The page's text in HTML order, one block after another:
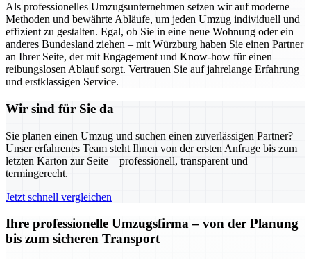
Als professionelles Umzugsunternehmen setzen wir auf moderne
Methoden und bewährte Abläufe, um jeden Umzug individuell und
effizient zu gestalten. Egal, ob Sie in eine neue Wohnung oder ein
anderes Bundesland ziehen – mit Würzburg haben Sie einen Partner
an Ihrer Seite, der mit Engagement und Know-how für einen
reibungslosen Ablauf sorgt. Vertrauen Sie auf jahrelange Erfahrung
und erstklassigen Service.
Wir sind für Sie da
Sie planen einen Umzug und suchen einen zuverlässigen Partner?
Unser erfahrenes Team steht Ihnen von der ersten Anfrage bis zum
letzten Karton zur Seite – professionell, transparent und
termingerecht.
Jetzt schnell vergleichen
Ihre professionelle Umzugsfirma – von der Planung
bis zum sicheren Transport